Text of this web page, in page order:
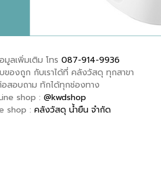
มูลเพิ่มเติม โทร 087-914-9936
องถูก กับเราได้ที่ คลังวัสดุ ทุกสาขา
สอบถาม ทักได้ทุกช่องทาง
shop : @kwdshop
shop : คลังวัสดุ น้ำยืน จำกัด